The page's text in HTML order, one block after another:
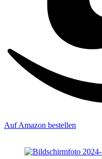
Auf Amazon bestellen